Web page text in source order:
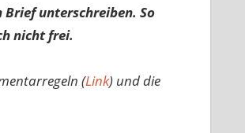
unterschreiben. So
nicht frei.
(Link) und die